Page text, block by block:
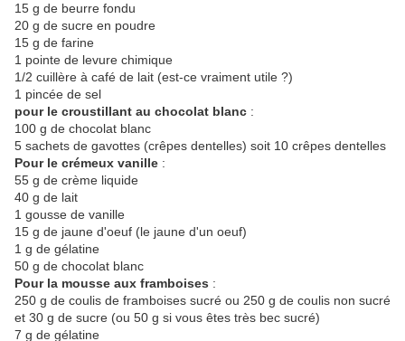
15 g de beurre fondu
20 g de sucre en poudre
15 g de farine
1 pointe de levure chimique
1/2 cuillère à café de lait (est-ce vraiment utile ?)
1 pincée de sel
pour le croustillant au chocolat blanc :
100 g de chocolat blanc
5 sachets de gavottes (crêpes dentelles) soit 10 crêpes dentelles
Pour le crémeux vanille :
55 g de crème liquide
40 g de lait
1 gousse de vanille
15 g de jaune d'oeuf (le jaune d'un oeuf)
1 g de gélatine
50 g de chocolat blanc
Pour la mousse aux framboises :
250 g de coulis de framboises sucré ou 250 g de coulis non sucré
et 30 g de sucre (ou 50 g si vous êtes très bec sucré)
7 g de gélatine